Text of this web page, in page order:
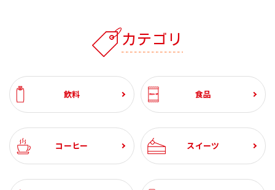
カテゴリ
飲料 食品
コーヒー スイーツ